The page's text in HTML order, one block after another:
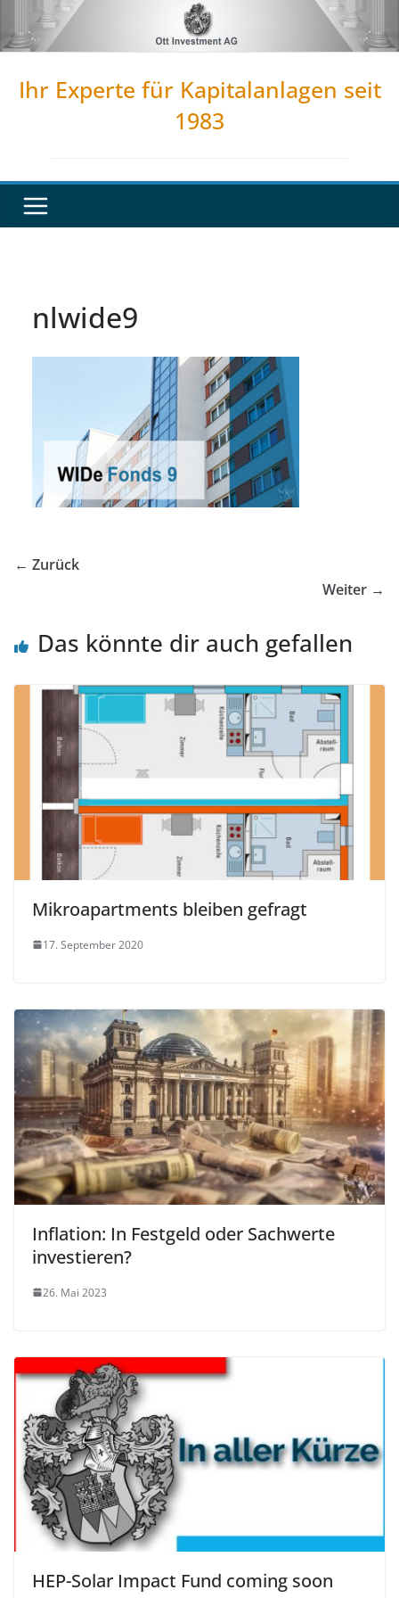
Inhalt
Ihr Experte für Kapitalanlagen seit
1983
nlwide9
← Zurück
Weiter →
Das könnte dir auch gefallen
Mikroapartments bleiben gefragt
17. September 2020
Inflation: In Festgeld oder Sachwerte
investieren?
26. Mai 2023
HEP-Solar Impact Fund coming soon